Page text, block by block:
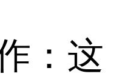
：这